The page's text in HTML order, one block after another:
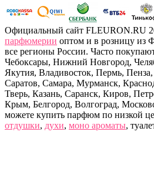
Официальный сайт FLEURON.RU
парфюмерии оптом и в розницу из
все регионы России. Часто
Чебоксары, Нижний Новгород,
Якутия, Владивосток, Пермь,
Саратов, Самара, Мурманск,
Тверь, Казань, Саранск, Киров,
Крым, Белгород, Волгоград,
можете купить парфюм по низкой
отдушки, духи, моно ароматы,